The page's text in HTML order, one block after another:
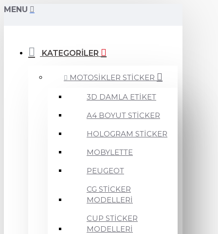
MENU
KATEGORİLER
MOTOSİKLER STİCKER
3D DAMLA ETİKET
A4 BOYUT STİCKER
HOLOGRAM STİCKER
MOBYLETTE
PEUGEOT
CG STİCKER
MODELLERİ
CUP STİCKER
MODELLERİ